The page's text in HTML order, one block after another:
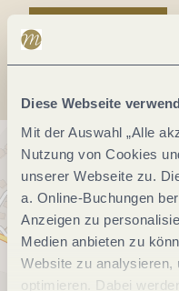
Diese Webseite
Mit der Auswahl „Alle
Nutzung von Cookies
unserer Webseite zu.
a. Online-Buchungen
Anzeigen zu
Medien anbieten zu
Website zu
optimieren. Dabei